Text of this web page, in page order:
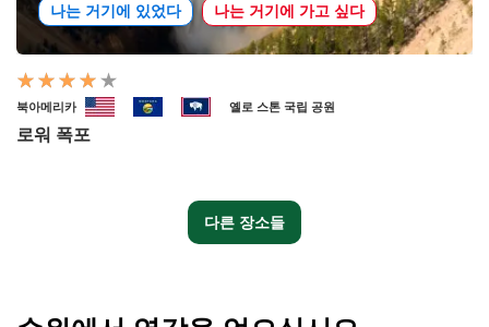
나는 거기에 있었다 나는 거기에 가고 싶다
북아메리카 옐로 스톤 국립 공원
로워 폭포
다른 장소들